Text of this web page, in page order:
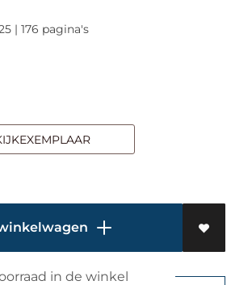
| 176 pagina's
in de winkel